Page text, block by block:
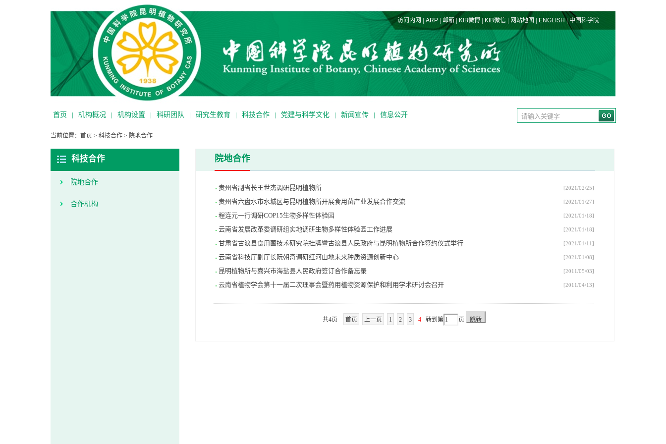
访问内网 | ARP | 邮箱|KIB微博 | KIB微信 | 网站地图 | ENGLISH| 中国科学院
首页 | 机构概况 | 机构设置 | 科研团队 | 研究生教育 | 科技合作 | 党建与科学文化 | 新闻宣传 | 信息公开
当前位置： 首页 > 科技合作 > 院地合作
科技合作
院地合作
合作机构
院地合作
[2021/02/25]
贵州省副省长王世杰调研昆明植物所
[2021/01/27]
贵州省六盘水市水城区与昆明植物所开展食用菌产业发展合作交流
[2021/01/18]
程连元一行调研COP15生物多样性体验园
[2021/01/18]
云南省发展改革委调研组实地调研生物多样性体验园工作进展
[2021/01/11]
甘肃省古浪县食用菌技术研究院挂牌暨古浪县人民政府与昆明植物所合作签约仪式举行
[2021/01/08]
云南省科技厅副厅长阮朝奇调研红河山地未来种质资源创新中心
[2011/05/03]
昆明植物所与嘉兴市海盐县人民政府签订合作备忘录
[2011/04/13]
云南省植物学会第十一届二次理事会暨药用植物资源保护和利用学术研讨会召开
共4页 首页 上一页 1 2 3 4 转到第 页